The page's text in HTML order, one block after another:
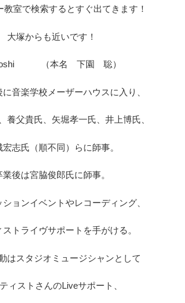
教室で検索するとすぐ出てきます！
大塚からも近いです！
（本名 下園 聡）
音楽学校メーザーハウスに入り、
養父貴氏、矢堀孝一氏、井上博氏、
宏志氏（順不同）らに師事。
業後は宮脇俊郎氏に師事。
ョンイベントやレコーディング、
ストライヴサポートを手がける。
はスタジオミュージシャンとして
ィストさんのLiveサポート、